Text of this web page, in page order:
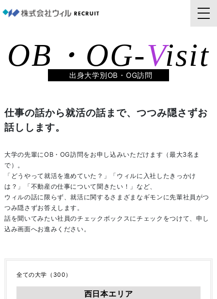
OB・OG-Visit
出身大学別OB・OG訪問
仕事の話から就活の話まで、つつみ隠さずお
話しします。
大学の先輩にOB・OG訪問をお申し込みいただけます（最大3名ま
で）。
「どうやって就活を進めていた？」「ウィルに入社したきっかけ
は？」「不動産の仕事について聞きたい！」など、
ウィルの話に限らず、就活に関するさまざまなギモンに先輩社員がつ
つみ隠さずお答えします。
話を聞いてみたい社員のチェックボックスにチェックをつけて、申し
込み画面へお進みください。
全ての大学（300）
西日本エリア